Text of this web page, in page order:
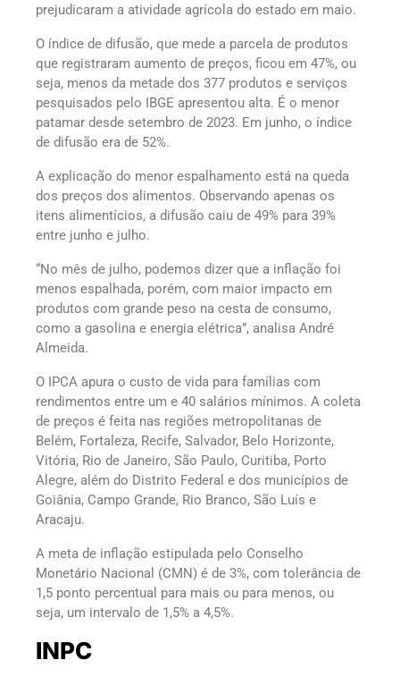
prejudicaram a atividade agrícola do estado em maio.
O índice de difusão, que mede a parcela de produtos
que registraram aumento de preços, ficou em 47%, ou
seja, menos da metade dos 377 produtos e serviços
pesquisados pelo IBGE apresentou alta. É o menor
patamar desde setembro de 2023. Em junho, o índice
de difusão era de 52%.
A explicação do menor espalhamento está na queda
dos preços dos alimentos. Observando apenas os
itens alimentícios, a difusão caiu de 49% para 39%
entre junho e julho.
“No mês de julho, podemos dizer que a inflação foi
menos espalhada, porém, com maior impacto em
produtos com grande peso na cesta de consumo,
como a gasolina e energia elétrica”, analisa André
Almeida.
O IPCA apura o custo de vida para famílias com
rendimentos entre um e 40 salários mínimos. A coleta
de preços é feita nas regiões metropolitanas de
Belém, Fortaleza, Recife, Salvador, Belo Horizonte,
Vitória, Rio de Janeiro, São Paulo, Curitiba, Porto
Alegre, além do Distrito Federal e dos municípios de
Goiânia, Campo Grande, Rio Branco, São Luís e
Aracaju.
A meta de inflação estipulada pelo Conselho
Monetário Nacional (CMN) é de 3%, com tolerância de
1,5 ponto percentual para mais ou para menos, ou
seja, um intervalo de 1,5% a 4,5%.
INPC